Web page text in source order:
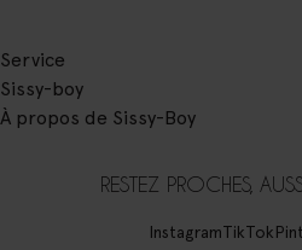
Service
Sissy-boy
À propos de Sissy-Boy
RESTEZ PROCHES,
InstagramTikTok